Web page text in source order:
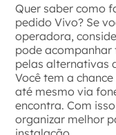
Quer saber como
pedido Vivo? Se
operadora,
pode acompanhar
pelas alternativas
Você tem a
até mesmo via
encontra. Com
organizar melhor